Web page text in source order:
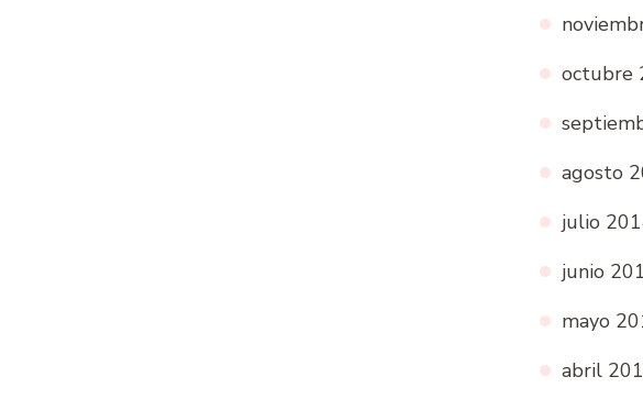
octubre
agosto
julio
junio
mayo
abril